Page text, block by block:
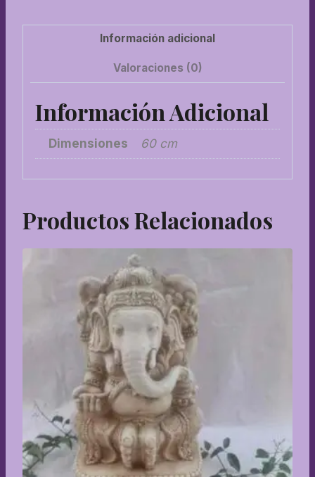
Información adicional
Valoraciones (0)
Información Adicional
Dimensiones 60 cm
Productos Relacionados